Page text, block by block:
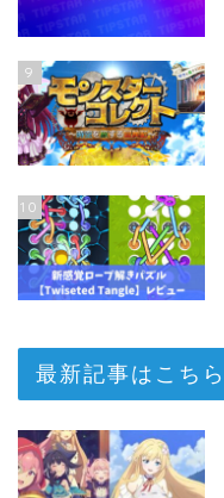
9
10
最新記事はこちら